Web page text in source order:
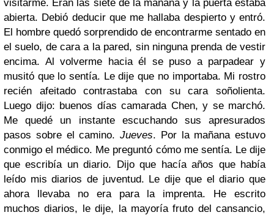
visitarme. Eran las siete de la mañana y la puerta estaba
abierta. Debió deducir que me hallaba despierto y entró.
El hombre quedó sorprendido de encontrarme sentado en
el suelo, de cara a la pared, sin ninguna prenda de vestir
encima. Al volverme hacia él se puso a parpadear y
musitó que lo sentía. Le dije que no importaba. Mi rostro
recién afeitado contrastaba con su cara soñolienta.
Luego dijo: buenos días camarada Chen, y se marchó.
Me quedé un instante escuchando sus apresurados
pasos sobre el camino. Jueves. Por la mañana estuvo
conmigo el médico. Me preguntó cómo me sentía. Le dije
que escribía un diario. Dijo que hacía años que había
leído mis diarios de juventud. Le dije que el diario que
ahora llevaba no era para la imprenta. He escrito
muchos diarios, le dije, la mayoría fruto del cansancio,